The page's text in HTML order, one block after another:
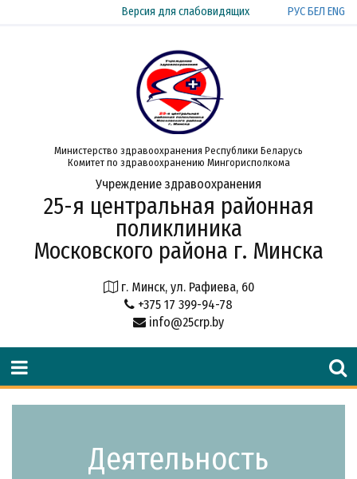
Версия для слабовидящих РУСБЕЛ ENG
Министерство здравоохранения Республики Беларусь
Комитет по здравоохранению Мингорисполкома
Учреждение здравоохранения
25-я центральная районная
поликлиника
Московского района г. Минска
г. Минск, ул. Рафиева, 60
+375 17 399-94-78
info@25crp.by
Деятельность